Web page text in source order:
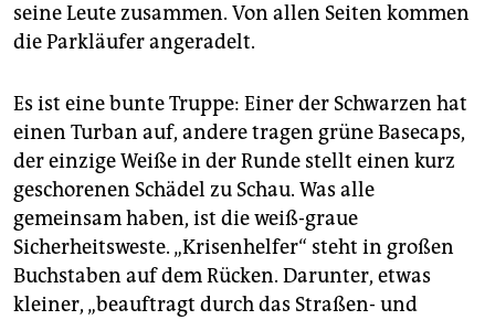
seine Leute zusammen. Von allen Seiten kommen
die Parkläufer angeradelt.
Es ist eine bunte Truppe: Einer der Schwarzen hat
einen Turban auf, andere tragen grüne Basecaps,
der einzige Weiße in der Runde stellt einen kurz
geschorenen Schädel zu Schau. Was alle
gemeinsam haben, ist die weiß-graue
Sicherheitsweste. „Krisenhelfer“ steht in großen
Buchstaben auf dem Rücken. Darunter, etwas
kleiner, „beauftragt durch das Straßen- und